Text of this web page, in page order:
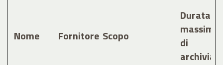
Nome Fornitore Scopo
Durata
massima
di